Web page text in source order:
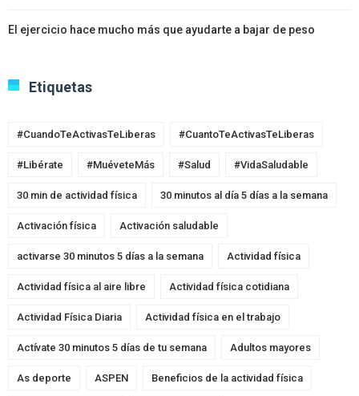
El ejercicio hace mucho más que ayudarte a bajar de peso
Etiquetas
#CuandoTeActivasTeLiberas #CuantoTeActivasTeLiberas
#Libérate #MuéveteMás #Salud #VidaSaludable
30 min de actividad física 30 minutos al día 5 días a la semana
Activación física Activación saludable
activarse 30 minutos 5 días a la semana Actividad física
Actividad física al aire libre Actividad física cotidiana
Actividad Física Diaria Actividad física en el trabajo
Actívate 30 minutos 5 días de tu semana Adultos mayores
As deporte ASPEN Beneficios de la actividad física